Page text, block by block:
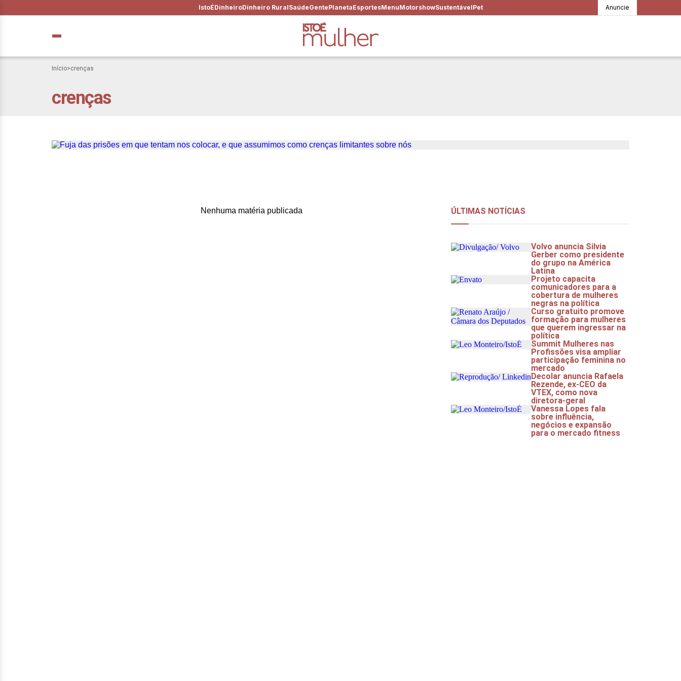
IstoÉDinheiroDinheiro RuralSaúdeGentePlanetaEsportesMenuMotorshowSustentávelPet Anuncie
Início>crenças
crençasFuja das prisões em que tentam nos colocar, e que assumimos
Nenhuma matéria publicada